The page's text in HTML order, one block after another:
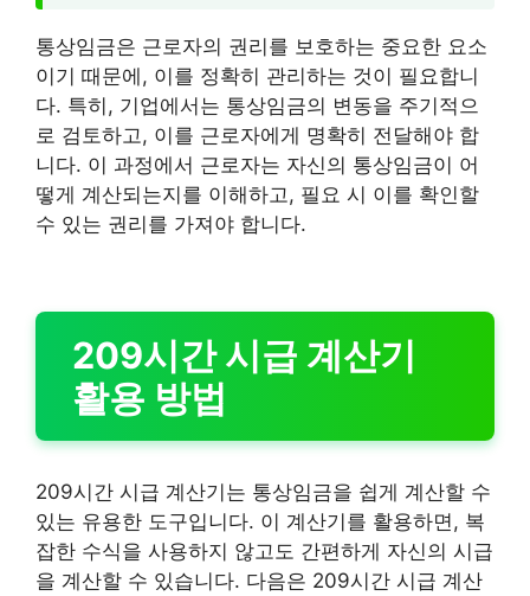
통상임금은 근로자의 권리를 보호하는 중요한 요소
이기 때문에, 이를 정확히 관리하는 것이 필요합니
다. 특히, 기업에서는 통상임금의 변동을 주기적으
로 검토하고, 이를 근로자에게 명확히 전달해야 합
니다. 이 과정에서 근로자는 자신의 통상임금이 어
떻게 계산되는지를 이해하고, 필요 시 이를 확인할
수 있는 권리를 가져야 합니다.
209시간 시급 계산기
활용 방법
209시간 시급 계산기는 통상임금을 쉽게 계산할 수
있는 유용한 도구입니다. 이 계산기를 활용하면, 복
잡한 수식을 사용하지 않고도 간편하게 자신의 시급
을 계산할 수 있습니다. 다음은 209시간 시급 계산